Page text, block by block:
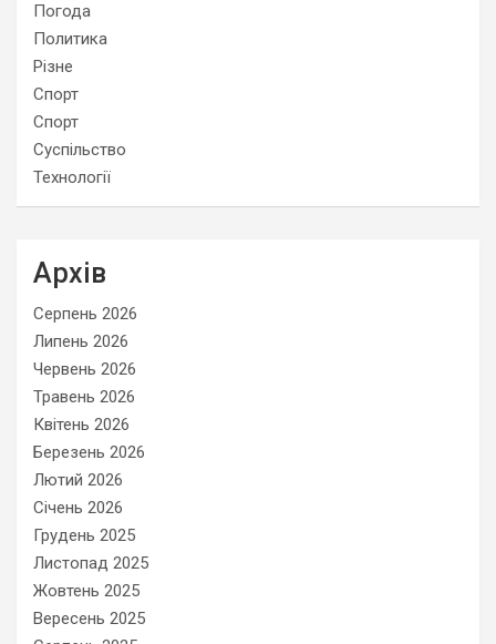
Погода
Политика
Різне
Спорт
Спорт
Суспільство
Технології
Архів
Серпень 2026
Липень 2026
Червень 2026
Травень 2026
Квітень 2026
Березень 2026
Лютий 2026
Січень 2026
Грудень 2025
Листопад 2025
Жовтень 2025
Вересень 2025